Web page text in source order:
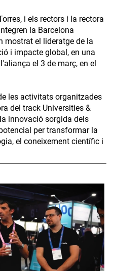
i els rectors i la rectora
la Barcelona
mostrat el lideratge de la
i impacte global, en una
el 3 de març, en el
les activitats organitzades
del track Universities &
innovació sorgida dels
per transformar la
el coneixement científic i